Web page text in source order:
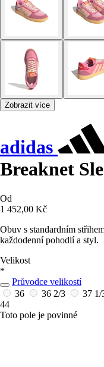
Zobrazit více
adidas
Breaknet
Od
1 452,00 Kč
Obuv s standardním
každodenní pohodlí a styl.
Velikost
*
Průvodce velikostí
36
36 2/3 37 1/
44
Toto pole je povinné